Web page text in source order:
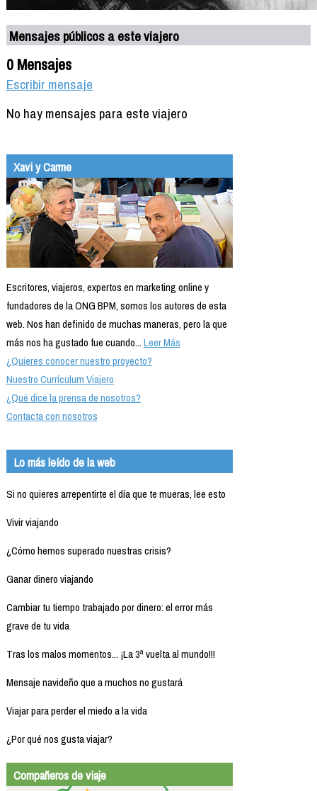
Mensajes públicos a este viajero
0 Mensajes
Escribir mensaje
No hay mensajes para este viajero
Xavi y Carme
Escritores, viajeros, expertos en marketing online y
fundadores de la ONG BPM, somos los autores de esta
web. Nos han definido de muchas maneras, pero la que
más nos ha gustado fue cuando...Leer Más
¿Quieres conocer nuestro proyecto?
Nuestro Currículum Viajero
¿Qué dice la prensa de nosotros?
Contacta con nosotros
Lo más leído de la web
Si no quieres arrepentirte el día que te mueras, lee esto
Vivir viajando
¿Cómo hemos superado nuestras crisis?
Ganar dinero viajando
Cambiar tu tiempo trabajado por dinero: el error más
grave de tu vida
Tras los malos momentos... ¡La 3ª vuelta al mundo!!!
Mensaje navideño que a muchos no gustará
Viajar para perder el miedo a la vida
¿Por qué nos gusta viajar?
Compañeros de viaje